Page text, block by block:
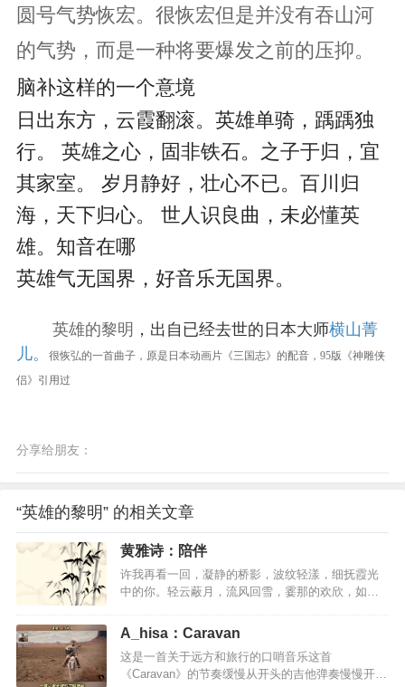
圆号气势恢宏。很恢宏但是并没有吞山河
的气势，而是一种将要爆发之前的压抑。
脑补这样的一个意境
日出东方，云霞翻滚。英雄单骑，踽踽独
行。 英雄之心，固非铁石。之子于归，宜
其家室。 岁月静好，壮心不已。百川归
海，天下归心。 世人识良曲，未必懂英
雄。知音在哪
英雄气无国界，好音乐无国界。
	英雄的黎明
，出自已经去世的日本大师横山菁
儿。
很恢弘的一首曲子，原是日本动画片《三国志》的配音，95版《神雕侠
侣》引用过
分享给朋友：
“英雄的黎明” 的相关文章
黄雅诗：陪伴
许我再看一回，凝静的桥影，波纹轻漾，细抚霞光
中的你。轻云蔽月，流风回雪，霎那的欢欣，如昙
你，将这一片片布满疮痍的破碎魂灵吸引而来，聚
拢向神秘的幽魅里。作一场幽魅的梦靥，我将永远
依洄在你的温纯里深深迷醉。你愿否？愿否风霜雨
雪，徐步现在未来？你愿否？愿否来世今生，蹁跹
A_hisa：Caravan
这是一首关于远方和旅行的口哨音乐这首
《Caravan》的节奏缓慢从开头的吉他弹奏慢慢开始